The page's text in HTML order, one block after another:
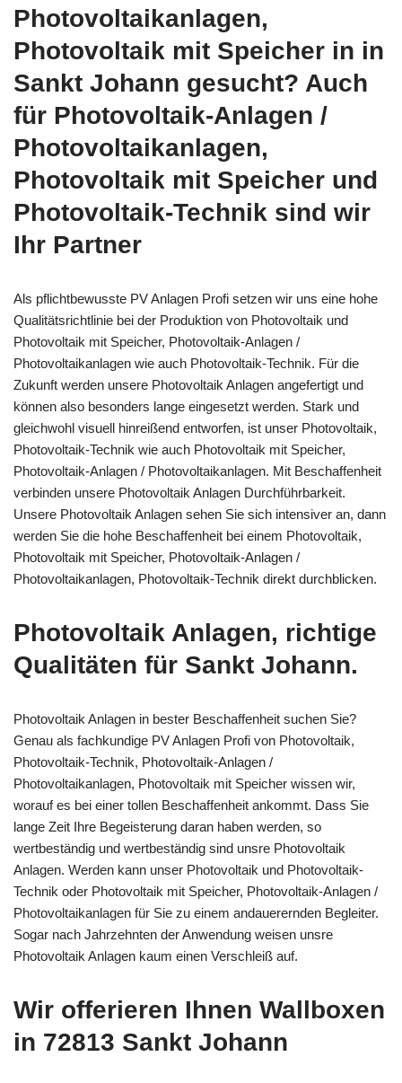
Photovoltaikanlagen,
Photovoltaik mit Speicher in in
Sankt Johann gesucht? Auch
für Photovoltaik-Anlagen /
Photovoltaikanlagen,
Photovoltaik mit Speicher und
Photovoltaik-Technik sind wir
Ihr Partner
Als pflichtbewusste PV Anlagen Profi setzen wir uns eine hohe
Qualitätsrichtlinie bei der Produktion von Photovoltaik und
Photovoltaik mit Speicher, Photovoltaik-Anlagen /
Photovoltaikanlagen wie auch Photovoltaik-Technik. Für die
Zukunft werden unsere Photovoltaik Anlagen angefertigt und
können also besonders lange eingesetzt werden. Stark und
gleichwohl visuell hinreißend entworfen, ist unser Photovoltaik,
Photovoltaik-Technik wie auch Photovoltaik mit Speicher,
Photovoltaik-Anlagen / Photovoltaikanlagen. Mit Beschaffenheit
verbinden unsere Photovoltaik Anlagen Durchführbarkeit.
Unsere Photovoltaik Anlagen sehen Sie sich intensiver an, dann
werden Sie die hohe Beschaffenheit bei einem Photovoltaik,
Photovoltaik mit Speicher, Photovoltaik-Anlagen /
Photovoltaikanlagen, Photovoltaik-Technik direkt durchblicken.
Photovoltaik Anlagen, richtige
Qualitäten für Sankt Johann.
Photovoltaik Anlagen in bester Beschaffenheit suchen Sie?
Genau als fachkundige PV Anlagen Profi von Photovoltaik,
Photovoltaik-Technik, Photovoltaik-Anlagen /
Photovoltaikanlagen, Photovoltaik mit Speicher wissen wir,
worauf es bei einer tollen Beschaffenheit ankommt. Dass Sie
lange Zeit Ihre Begeisterung daran haben werden, so
wertbeständig und wertbeständig sind unsre Photovoltaik
Anlagen. Werden kann unser Photovoltaik und Photovoltaik-
Technik oder Photovoltaik mit Speicher, Photovoltaik-Anlagen /
Photovoltaikanlagen für Sie zu einem andauerernden Begleiter.
Sogar nach Jahrzehnten der Anwendung weisen unsre
Photovoltaik Anlagen kaum einen Verschleiß auf.
Wir offerieren Ihnen Wallboxen
in 72813 Sankt Johann